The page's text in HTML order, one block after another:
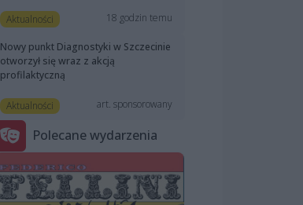
Aktualności 18 godzin temu
Nowy punkt Diagnostyki w Szczecinie
otworzył się wraz z akcją
profilaktyczną
Aktualności art. sponsorowany
Polecane wydarzenia